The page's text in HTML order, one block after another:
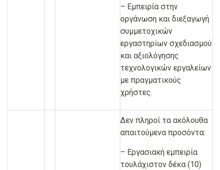
– Εμπειρία στην
οργάνωση και διεξαγωγή
συμμετοχικών
εργαστηρίων σχεδιασμού
και αξιολόγησης
τεχνολογικών εργαλείων
με πραγματικούς
χρήστες.
Δεν πληροί τα ακόλουθα
απαιτούμενα προσόντα:
– Εργασιακή εμπειρία
τουλάχιστον δέκα (10)